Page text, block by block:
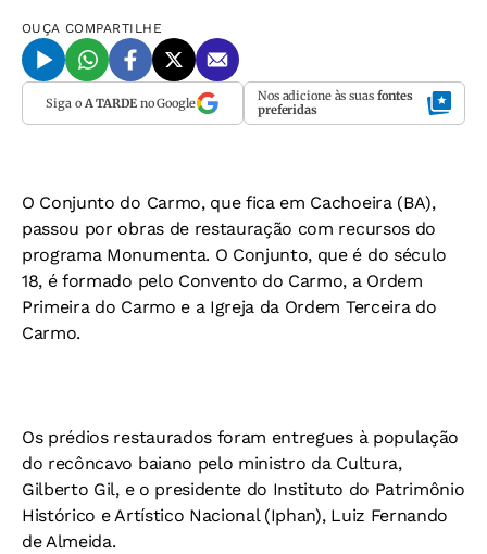
OUÇA COMPARTILHE
Siga o A TARDEno Google Nos adicione às suas fontes
preferidas
O Conjunto do Carmo, que fica em Cachoeira (BA),
passou por obras de restauração com recursos do
programa Monumenta. O Conjunto, que é do século
18, é formado pelo Convento do Carmo, a Ordem
Primeira do Carmo e a Igreja da Ordem Terceira do
Carmo.
Os prédios restaurados foram entregues à população
do recôncavo baiano pelo ministro da Cultura,
Gilberto Gil, e o presidente do Instituto do Patrimônio
Histórico e Artístico Nacional (Iphan), Luiz Fernando
de Almeida.